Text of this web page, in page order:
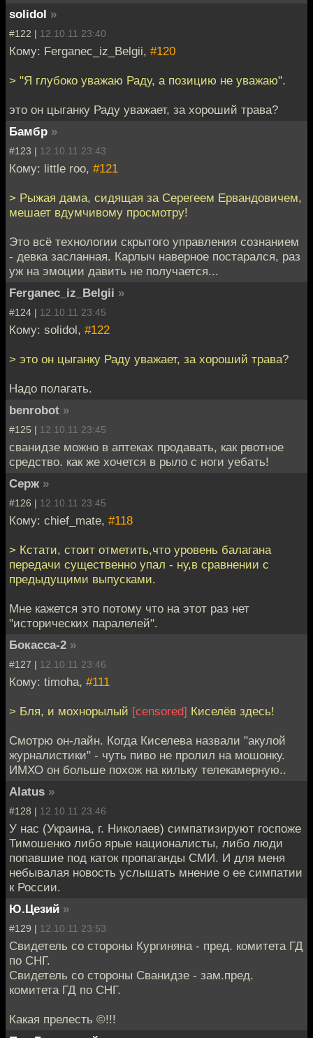
solidol »
#122 | 12.10.11 23:40
Кому: Ferganec_iz_Belgii, #120
> "Я глубоко уважаю Раду, а позицию не уважаю".
это он цыганку Раду уважает, за хороший трава?
Бамбр »
#123 | 12.10.11 23:43
Кому: little roo, #121
> Рыжая дама, сидящая за Серегеем Ервандовичем,
мешает вдумчивому просмотру!
Это всё технологии скрытого управления сознанием
- девка засланная. Карлыч наверное постарался, раз
уж на эмоции давить не получается...
Ferganec_iz_Belgii »
#124 | 12.10.11 23:45
Кому: solidol, #122
> это он цыганку Раду уважает, за хороший трава?
Надо полагать.
benrobot »
#125 | 12.10.11 23:45
сванидзе можно в аптеках продавать, как рвотное
средство. как же хочется в рыло с ноги уебать!
Серж »
#126 | 12.10.11 23:45
Кому: chief_mate, #118
> Кстати, стоит отметить,что уровень балагана
передачи существенно упал - ну,в сравнении с
предыдущими выпусками.
Мне кажется это потому что на этот раз нет
"исторических паралелей".
Бокасса-2 »
#127 | 12.10.11 23:46
Кому: timoha, #111
> Бля, и мохнорылый [censored] Киселёв здесь!
Смотрю он-лайн. Когда Киселева назвали "акулой
журналистики" - чуть пиво не пролил на мошонку.
ИМХО он больше похож на кильку телекамерную..
Alatus »
#128 | 12.10.11 23:46
У нас (Украина, г. Николаев) симпатизируют госпоже
Тимошенко либо ярые националисты, либо люди
попавшие под каток пропаганды СМИ. И для меня
небывалая новость услышать мнение о ее симпатии
к России.
Ю.Цезий »
#129 | 12.10.11 23:53
Свидетель со стороны Кургиняна - пред. комитета ГД
по СНГ.
Свидетель со стороны Сванидзе - зам.пред.
комитета ГД по СНГ.
Какая прелесть ©!!!